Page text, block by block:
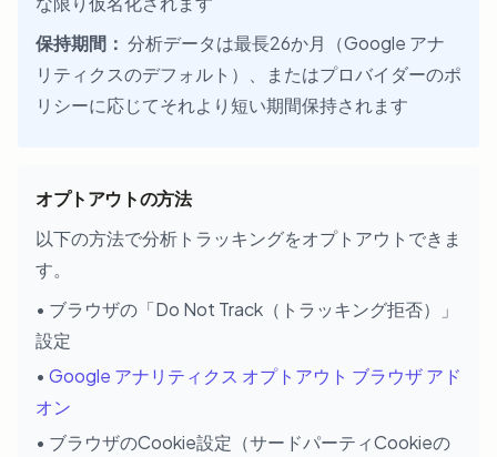
保持期間： 分析データは最長26か月（Google アナ
リティクスのデフォルト）、またはプロバイダーのポ
リシーに応じてそれより短い期間保持されます
オプトアウトの方法
以下の方法で分析トラッキングをオプトアウトできま
す。
• ブラウザの「Do Not Track（トラッキング拒否）」
設定
• Google アナリティクス オプトアウト ブラウザ アド
オン
• ブラウザのCookie設定（サードパーティCookieの